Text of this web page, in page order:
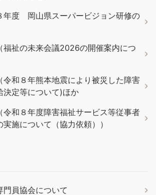
年度 岡山県スーパービジョン研修の
福祉の未来会議2026の開催案内につ
令和８年熊本地震により被災した障害
決定等について)ほか
令和８年度障害福祉サービス等従事者
施について（協力依頼））
門員協会について